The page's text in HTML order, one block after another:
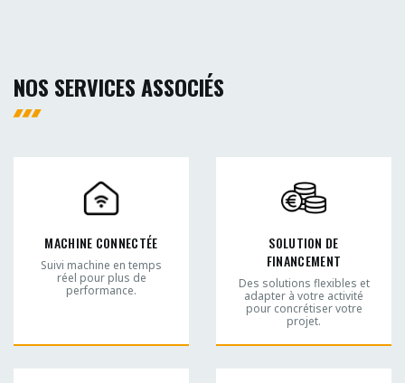
NOS SERVICES ASSOCIÉS
MACHINE CONNECTÉE
Suivi machine en temps
réel pour plus de
performance.
SOLUTION DE
FINANCEMENT
Des solutions flexibles et
adapter à votre activité
pour concrétiser votre
projet.